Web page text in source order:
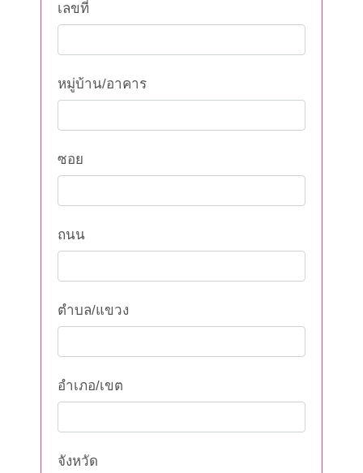
เลขที่
หมู่บ้าน/อาคาร
ซอย
ถนน
ตำบล/แขวง
อำเภอ/เขต
จังหวัด